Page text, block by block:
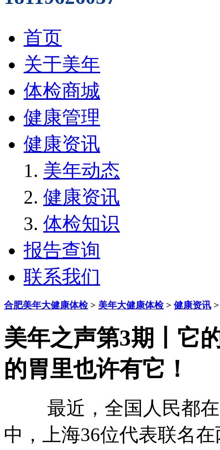
首页
关于美年
体检商城
健康管理
健康资讯
美年动态
健康资讯
体检知识
报告查询
联系我们
合肥美年大健康体检> 美年大健康体检> 健康资讯 >
美年之声第3期丨它
的胃里也许有它！
最近，全国人民都在
中，上海36位代表联名